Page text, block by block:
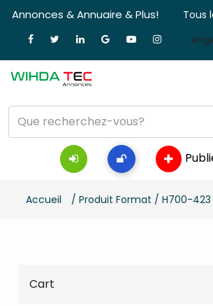
Annonces & Annuaire & Plus!
Tous
Accueil / Produit Format / H700-423
Cart